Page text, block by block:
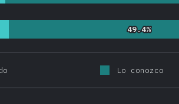
49.4%
49.4%
Lo conozco